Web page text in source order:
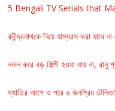
5 Bengali TV Serials that
রবীন্দ্রনাথকে নিয়ে হাস্যরস করা যাবে
নকল করে বড় শিল্পী হওয়া যায় না, রানু
খ্যাতির আগে ও পরে ৬ জনপ্রিয়